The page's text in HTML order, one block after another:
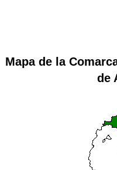
Mapa de la
de